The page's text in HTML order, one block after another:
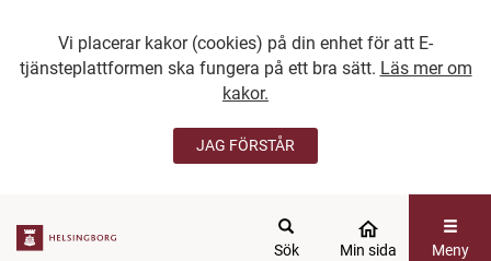
Vi placerar kakor (cookies) på din enhet för att E-
tjänsteplattformen ska fungera på ett bra sätt. Läs mer om
kakor.
JAG FÖRSTÅR
GÅ DIREKT TILL
Sök Min sida Meny